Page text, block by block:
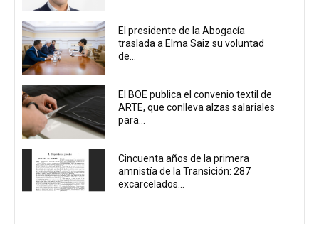
El presidente de la Abogacía
traslada a Elma Saiz su voluntad
de...
El BOE publica el convenio textil de
ARTE, que conlleva alzas salariales
para...
Cincuenta años de la primera
amnistía de la Transición: 287
excarcelados...